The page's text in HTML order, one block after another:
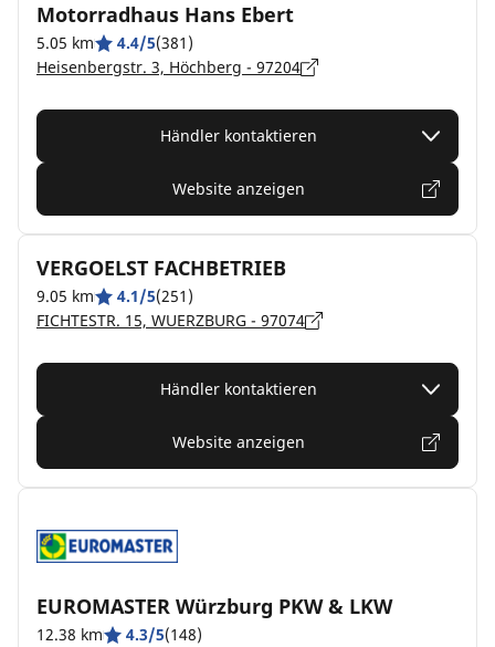
Motorradhaus Hans Ebert
5.05 km 4.4/5(381)
Heisenbergstr. 3, Höchberg - 97204
Händler kontaktieren
Website anzeigen
VERGOELST FACHBETRIEB
9.05 km 4.1/5(251)
FICHTESTR. 15, WUERZBURG - 97074
Händler kontaktieren
Website anzeigen
EUROMASTER Würzburg PKW & LKW
12.38 km 4.3/5(148)